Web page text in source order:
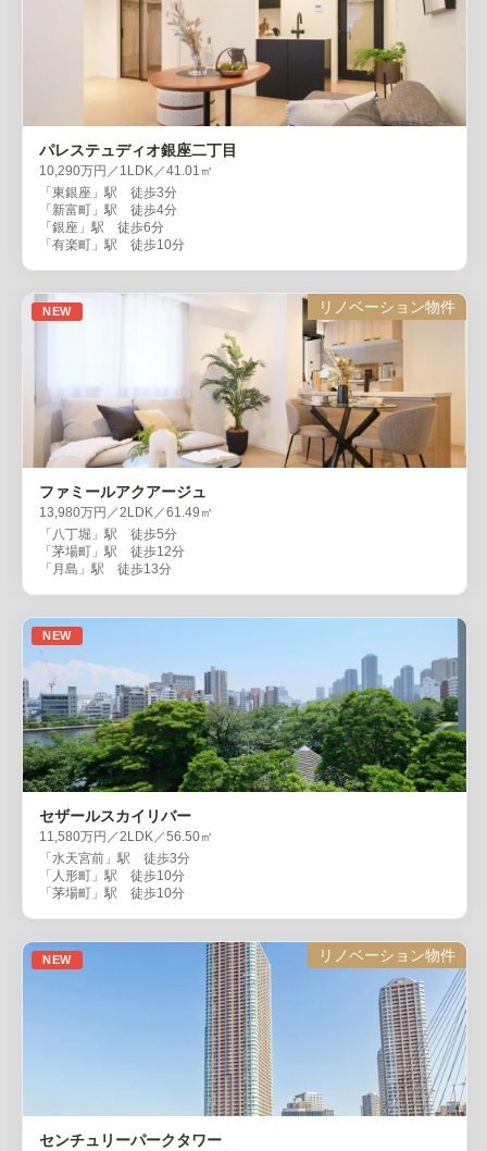
パレステュディオ銀座二丁目
10,290万円／1LDK／41.01㎡
「東銀座」駅 徒歩3分
「新富町」駅 徒歩4分
「銀座」駅 徒歩6分
「有楽町」駅 徒歩10分
NEW リノベーション物件
ファミールアクアージュ
13,980万円／2LDK／61.49㎡
「八丁堀」駅 徒歩5分
「茅場町」駅 徒歩12分
「月島」駅 徒歩13分
NEW
セザールスカイリバー
11,580万円／2LDK／56.50㎡
「水天宮前」駅 徒歩3分
「人形町」駅 徒歩10分
「茅場町」駅 徒歩10分
NEW リノベーション物件
センチュリーパークタワー